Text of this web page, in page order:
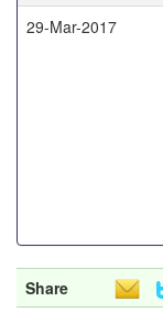
29-Mar-2017
Share